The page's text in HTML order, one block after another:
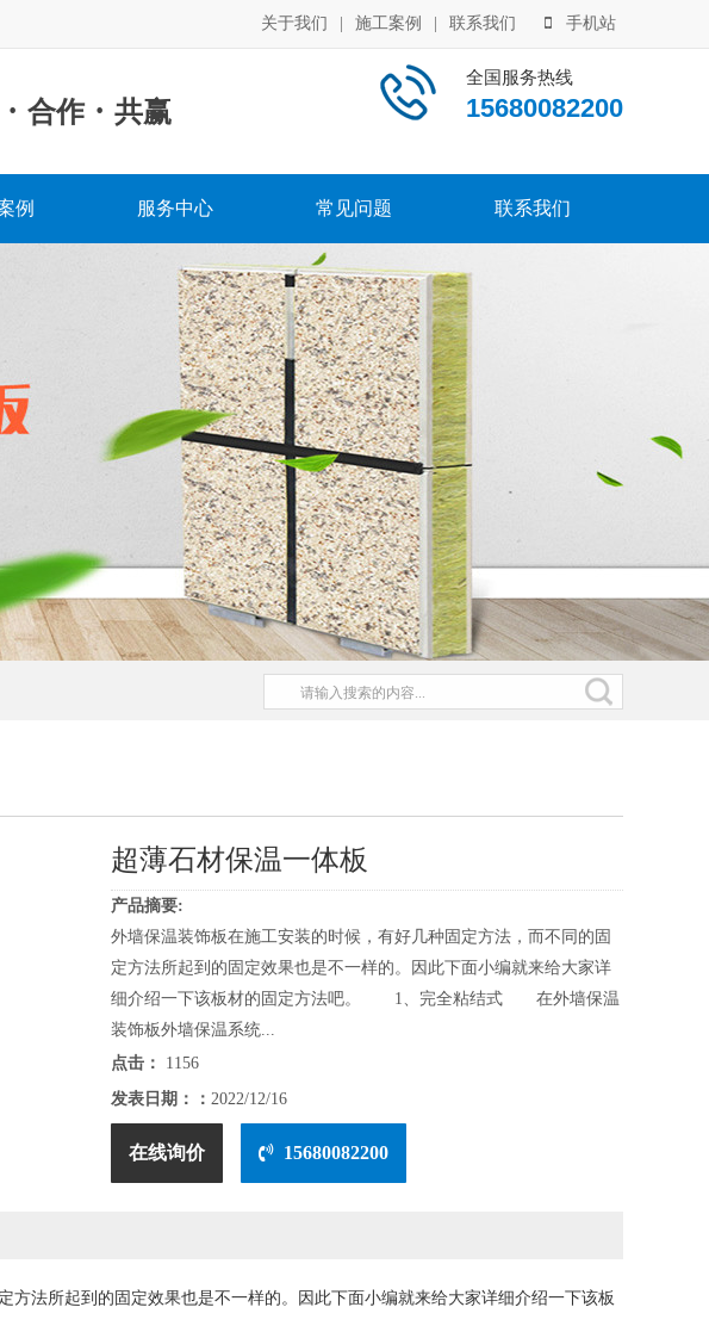
关于我们 施工案例 联系我们 手机站
· 合作 · 共赢
全国服务热线
15680082200
例 服务中心 常见问题 联系我们
超薄石材保温一体板
产品摘要:
外墙保温装饰板在施工安装的时候，有好几种固定方法，而不同的固
定方法所起到的固定效果也是不一样的。因此下面小编就来给大家详
细介绍一下该板材的固定方法吧。 1、完全粘结式 在外墙保温
装饰板外墙保温系统...
点击：
1156
发表日期：： 2022/12/16
在线询价 15680082200
法所起到的固定效果也是不一样的。因此下面小编就来给大家详细介绍一下该板